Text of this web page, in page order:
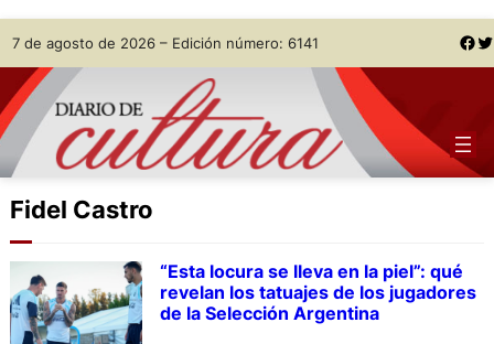
Skip
to
content
7 de agosto de 2026 – Edición número: 6141 Facebook Twitter
Fidel Castro
“Esta locura se lleva en la piel”: qué
revelan los tatuajes de los jugadores
de la Selección Argentina